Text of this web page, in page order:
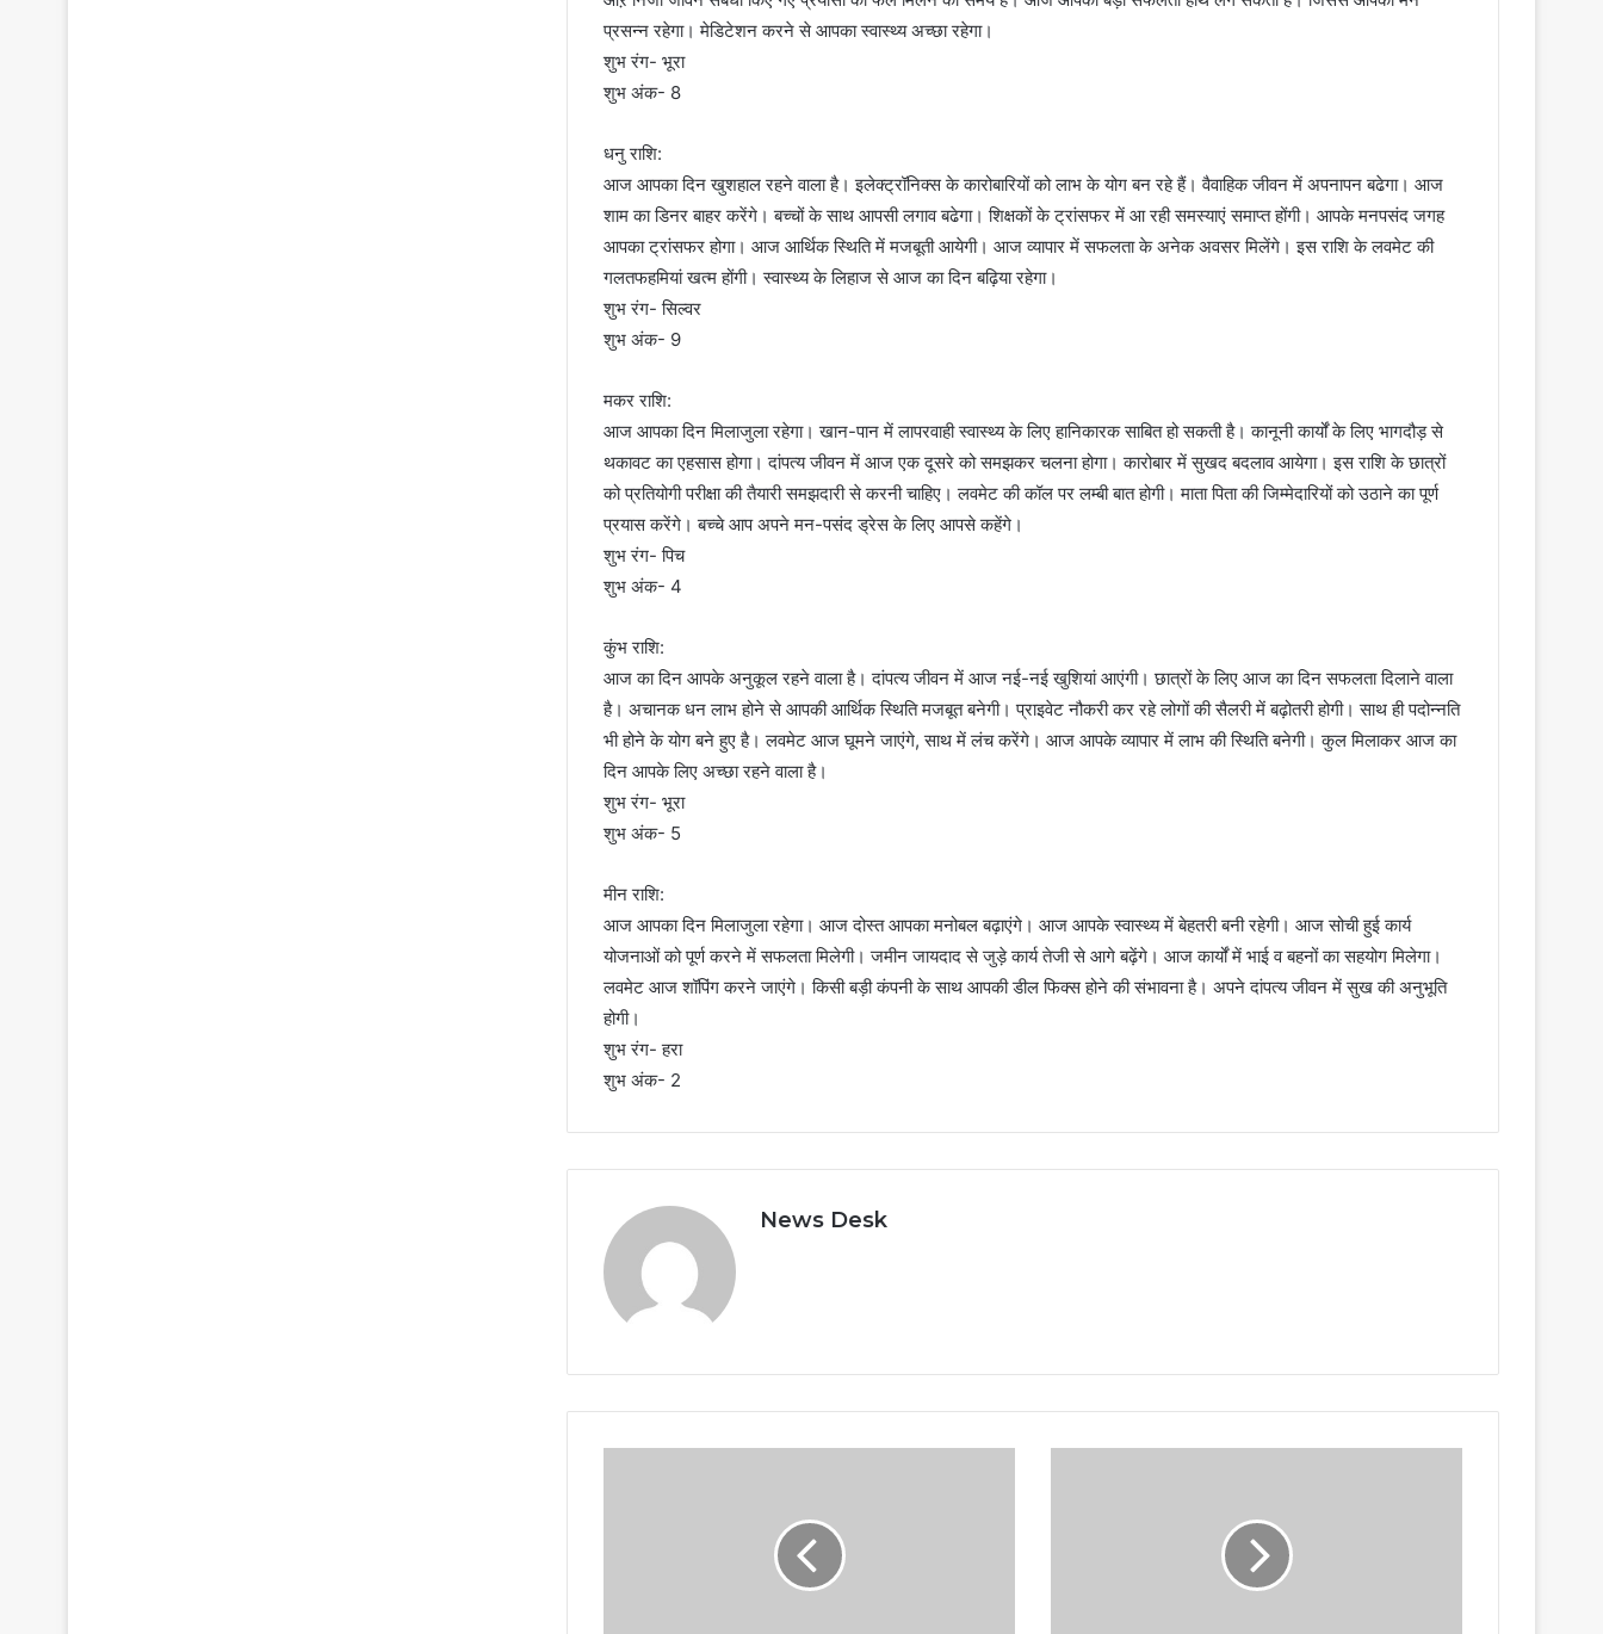
प्रसन्न रहेगा। मेडिटेशन करने से आपका स्वास्थ्य अच्छा रहेगा।
शुभ रंग- भूरा
शुभ अंक- 8
धनु राशि:
आज आपका दिन खुशहाल रहने वाला है। इलेक्ट्रॉनिक्स के कारोबारियों को लाभ के योग बन रहे हैं। वैवाहिक जीवन में अपनापन बढेगा। आज
शाम का डिनर बाहर करेंगे। बच्चों के साथ आपसी लगाव बढेगा। शिक्षकों के ट्रांसफर में आ रही समस्याएं समाप्त होंगी। आपके मनपसंद जगह
आपका ट्रांसफर होगा। आज आर्थिक स्थिति में मजबूती आयेगी। आज व्यापार में सफलता के अनेक अवसर मिलेंगे। इस राशि के लवमेट की
गलतफहमियां खत्म होंगी। स्वास्थ्य के लिहाज से आज का दिन बढ़िया रहेगा।
शुभ रंग- सिल्वर
शुभ अंक- 9
मकर राशि:
आज आपका दिन मिलाजुला रहेगा। खान-पान में लापरवाही स्वास्थ्य के लिए हानिकारक साबित हो सकती है। कानूनी कार्यों के लिए भागदौड़ से
थकावट का एहसास होगा। दांपत्य जीवन में आज एक दूसरे को समझकर चलना होगा। कारोबार में सुखद बदलाव आयेगा। इस राशि के छात्रों
को प्रतियोगी परीक्षा की तैयारी समझदारी से करनी चाहिए। लवमेट की कॉल पर लम्बी बात होगी। माता पिता की जिम्मेदारियों को उठाने का पूर्ण
प्रयास करेंगे। बच्चे आप अपने मन-पसंद ड्रेस के लिए आपसे कहेंगे।
शुभ रंग- पिच
शुभ अंक- 4
कुंभ राशि:
आज का दिन आपके अनुकूल रहने वाला है। दांपत्य जीवन में आज नई-नई खुशियां आएंगी। छात्रों के लिए आज का दिन सफलता दिलाने वाला
है। अचानक धन लाभ होने से आपकी आर्थिक स्थिति मजबूत बनेगी। प्राइवेट नौकरी कर रहे लोगों की सैलरी में बढ़ोतरी होगी। साथ ही पदोन्नति
भी होने के योग बने हुए है। लवमेट आज घूमने जाएंगे, साथ में लंच करेंगे। आज आपके व्यापार में लाभ की स्थिति बनेगी। कुल मिलाकर आज का
दिन आपके लिए अच्छा रहने वाला है।
शुभ रंग- भूरा
शुभ अंक- 5
मीन राशि:
आज आपका दिन मिलाजुला रहेगा। आज दोस्त आपका मनोबल बढ़ाएंगे। आज आपके स्वास्थ्य में बेहतरी बनी रहेगी। आज सोची हुई कार्य
योजनाओं को पूर्ण करने में सफलता मिलेगी। जमीन जायदाद से जुड़े कार्य तेजी से आगे बढ़ेंगे। आज कार्यों में भाई व बहनों का सहयोग मिलेगा।
लवमेट आज शॉपिंग करने जाएंगे। किसी बड़ी कंपनी के साथ आपकी डील फिक्स होने की संभावना है। अपने दांपत्य जीवन में सुख की अनुभूति
होगी।
शुभ रंग- हरा
शुभ अंक- 2
News Desk